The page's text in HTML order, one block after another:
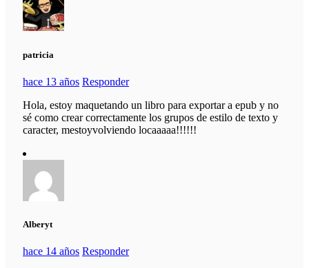
patricia
hace 13 años Responder
Hola, estoy maquetando un libro para exportar a epub y no
sé como crear correctamente los grupos de estilo de texto y
caracter, mestoyvolviendo locaaaaa!!!!!!
Alberyt
hace 14 años Responder